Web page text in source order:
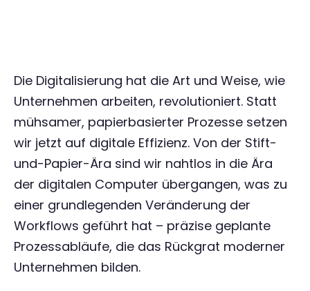
Die Digitalisierung hat die Art und Weise, wie
Unternehmen arbeiten, revolutioniert. Statt
mühsamer, papierbasierter Prozesse setzen
wir jetzt auf digitale Effizienz. Von der Stift-
und-Papier-Ära sind wir nahtlos in die Ära
der digitalen Computer übergangen, was zu
einer grundlegenden Veränderung der
Workflows geführt hat – präzise geplante
Prozessabläufe, die das Rückgrat moderner
Unternehmen bilden.